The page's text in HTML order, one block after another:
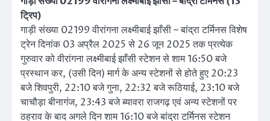
ट्रिप)
गाड़ी संख्या 02199 वीरांगना लक्ष्मीबाई झाँसी – बांद्रा टर्मिनस विशेष
ट्रेन दिनांक 03 अप्रैल 2025 से 26 जून 2025 तक प्रत्येक
गुरुवार को वीरांगना लक्ष्मीबाई झाँसी स्टेशन से शाम 16:50 बजे
प्रस्थान कर, (उसी दिन) मार्ग के अन्य स्टेशनों से होते हुए 20:23
बजे शिवपुरी, 22:10 बजे गुना, 22:32 बजे रूठियाई, 23:10 बजे
चाचौड़ा बीनागंज, 23:43 बजे ब्यावरा राजगढ़ एवं अन्य स्टेशनों पर
ठहराव के बाद अगले दिन शाम 16:10 बजे बांद्रा टर्मिनस स्टेशन